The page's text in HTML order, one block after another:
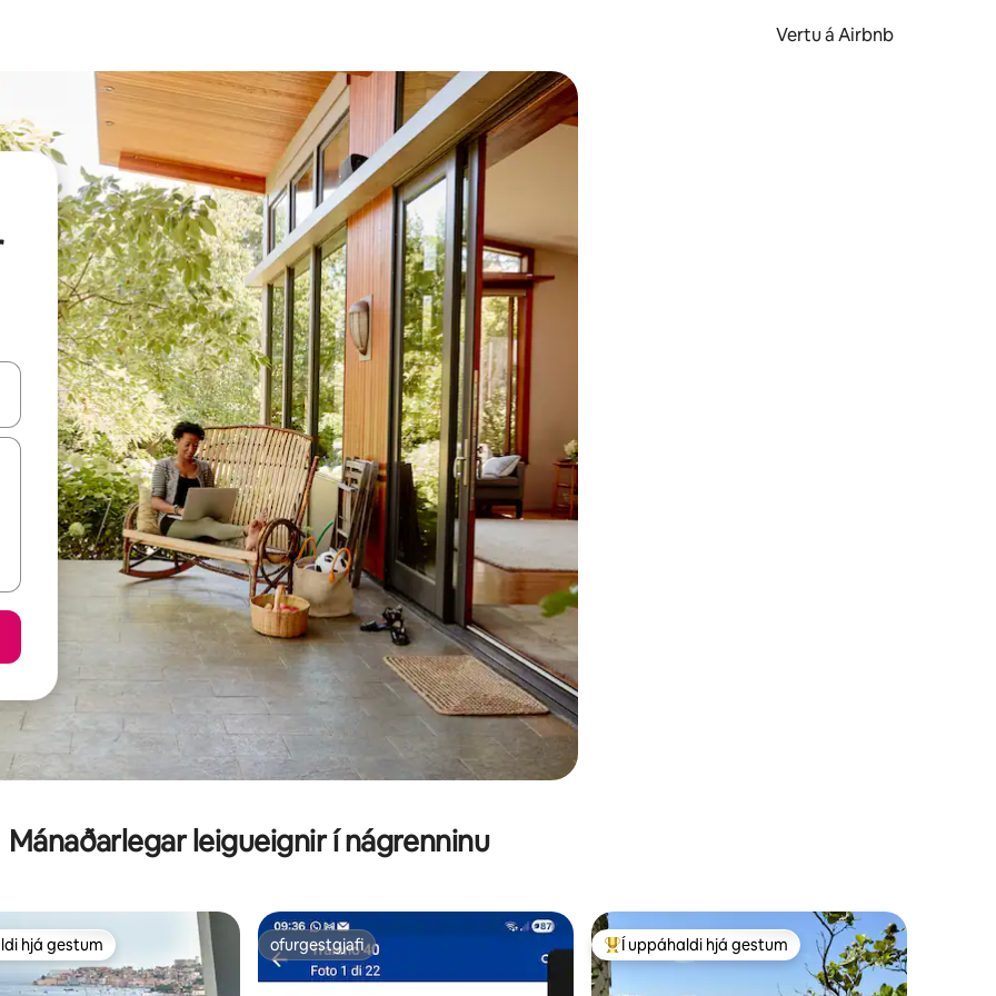
Vertu á Airbnb
örvalyklana eða skoða með því að snerta eða strjúka.
Mánaðarlegar leigueignir í nágrenninu
hjá gestum
hjá gestum ofurgestgjafi
ofurgestgjafi Í mestu uppáhaldi hjá gestum
Í uppáhaldi hjá gestum